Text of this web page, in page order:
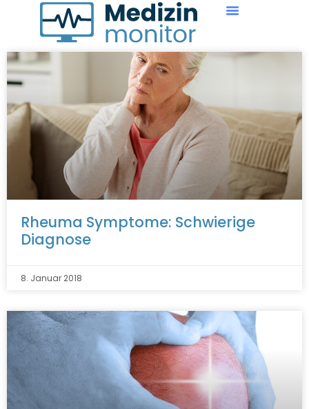
Rheuma Symptome: Schwierige
Diagnose
8. Januar 2018